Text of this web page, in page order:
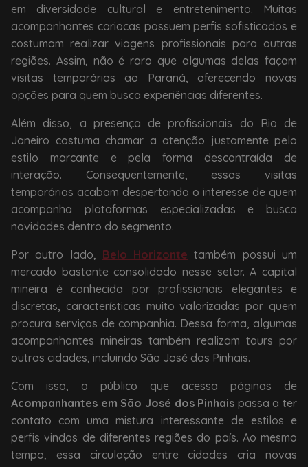
em diversidade cultural e entretenimento. Muitas
acompanhantes cariocas possuem perfis sofisticados e
costumam realizar viagens profissionais para outras
regiões. Assim, não é raro que algumas delas façam
visitas temporárias ao Paraná, oferecendo novas
opções para quem busca experiências diferentes.
Além disso, a presença de profissionais do Rio de
Janeiro costuma chamar a atenção justamente pelo
estilo marcante e pela forma descontraída de
interação. Consequentemente, essas visitas
temporárias acabam despertando o interesse de quem
acompanha plataformas especializadas e busca
novidades dentro do segmento.
Por outro lado, Belo Horizonte também possui um
mercado bastante consolidado nesse setor. A capital
mineira é conhecida por profissionais elegantes e
discretas, características muito valorizadas por quem
procura serviços de companhia. Dessa forma, algumas
acompanhantes mineiras também realizam tours por
outras cidades, incluindo São José dos Pinhais.
Com isso, o público que acessa páginas de
Acompanhantes em São José dos Pinhais passa a ter
contato com uma mistura interessante de estilos e
perfis vindos de diferentes regiões do país. Ao mesmo
tempo, essa circulação entre cidades cria novas